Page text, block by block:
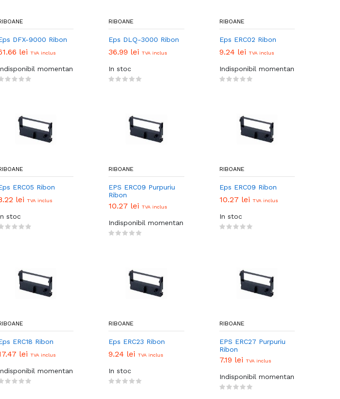
DFX-9000 Ribon
lei TVA inclus
momentan
RIBOANE
Eps DLQ-3000 Ribon
36.99 lei TVA inclus
In stoc
RIBOANE
Eps ERC02 Ribon
9.24 lei TVA inclus
Indisponibil momentan
ERC05 Ribon
lei TVA inclus
stoc
RIBOANE
EPS ERC09 Purpuriu
Ribon
10.27 lei TVA inclus
Indisponibil momentan
RIBOANE
Eps ERC09 Ribon
10.27 lei TVA inclus
In stoc
ERC18 Ribon
lei TVA inclus
momentan
RIBOANE
Eps ERC23 Ribon
9.24 lei TVA inclus
In stoc
RIBOANE
EPS ERC27 Purpuriu
Ribon
7.19 lei TVA inclus
Indisponibil momentan